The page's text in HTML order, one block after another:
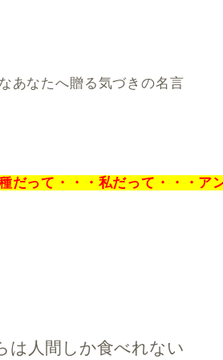
あなたへ贈る気づきの名言
種だって・・・私だって・・・ア
は人間しか食べれない